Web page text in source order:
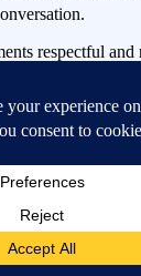
respectful and
a story idea,